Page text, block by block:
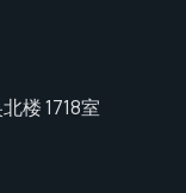
楼 1718室